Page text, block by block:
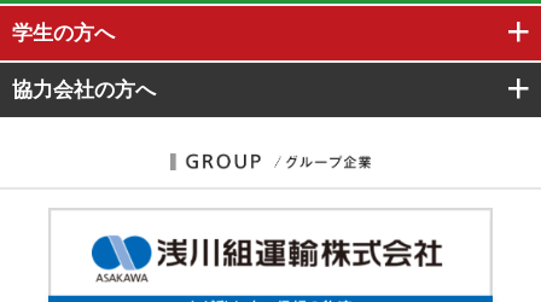
学生の方へ
協力会社の方へ